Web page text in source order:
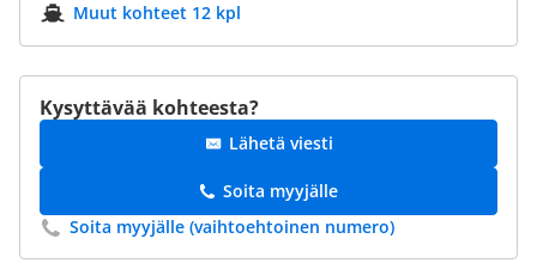
Muut kohteet 12 kpl
Kysyttävää kohteesta?
Lähetä viesti
Soita myyjälle
Soita myyjälle (vaihtoehtoinen numero)